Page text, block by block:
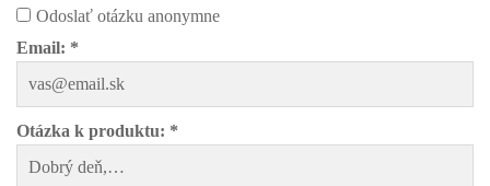
Odoslať otázku anonymne
Email: *
Otázka k produktu: *